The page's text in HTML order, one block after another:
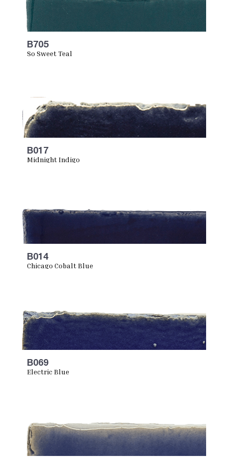
B705
So Sweet Teal
B017
Midnight Indigo
B014
Chicago Cobalt Blue
B069
Electric Blue